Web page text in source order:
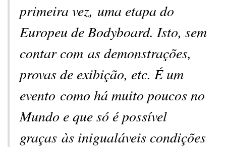
primeira vez, uma etapa do
Europeu de Bodyboard. Isto, sem
contar com as demonstrações,
provas de exibição, etc. É um
evento como há muito poucos no
Mundo e que só é possível
graças às inigualáveis condições